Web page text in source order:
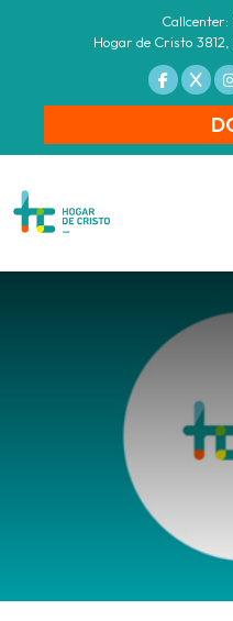
Hogar de Cristo